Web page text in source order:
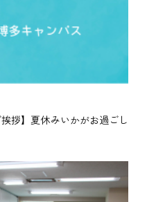
拶】夏休みいかがお過ごし